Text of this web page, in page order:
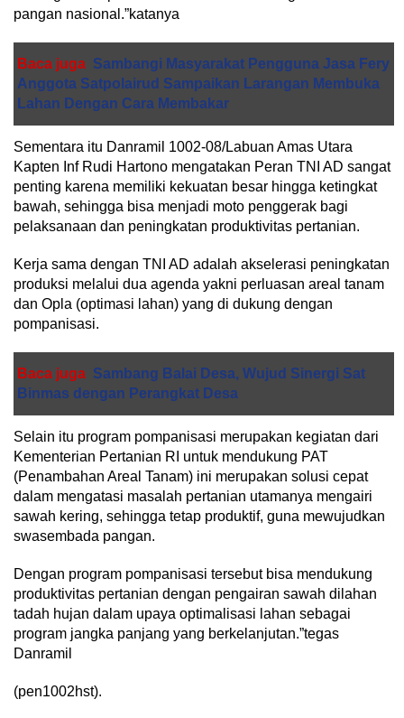
pangan nasional.”katanya
Baca juga Sambangi Masyarakat Pengguna Jasa Fery
Anggota Satpolairud Sampaikan Larangan Membuka
Lahan Dengan Cara Membakar
Sementara itu Danramil 1002-08/Labuan Amas Utara
Kapten Inf Rudi Hartono mengatakan Peran TNI AD sangat
penting karena memiliki kekuatan besar hingga ketingkat
bawah, sehingga bisa menjadi moto penggerak bagi
pelaksanaan dan peningkatan produktivitas pertanian.
Kerja sama dengan TNI AD adalah akselerasi peningkatan
produksi melalui dua agenda yakni perluasan areal tanam
dan Opla (optimasi lahan) yang di dukung dengan
pompanisasi.
Baca juga Sambang Balai Desa, Wujud Sinergi Sat
Binmas dengan Perangkat Desa
Selain itu program pompanisasi merupakan kegiatan dari
Kementerian Pertanian RI untuk mendukung PAT
(Penambahan Areal Tanam) ini merupakan solusi cepat
dalam mengatasi masalah pertanian utamanya mengairi
sawah kering, sehingga tetap produktif, guna mewujudkan
swasembada pangan.
Dengan program pompanisasi tersebut bisa mendukung
produktivitas pertanian dengan pengairan sawah dilahan
tadah hujan dalam upaya optimalisasi lahan sebagai
program jangka panjang yang berkelanjutan.”tegas
Danramil
(pen1002hst).